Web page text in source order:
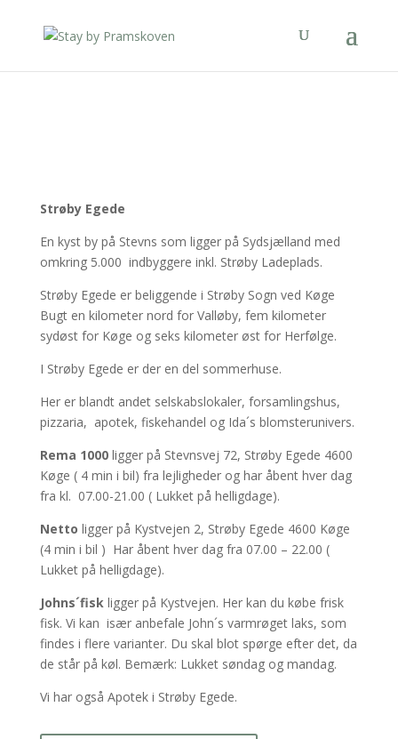
Strøby Egede
En kyst by på Stevns som ligger på Sydsjælland med
omkring 5.000 indbyggere inkl. Strøby Ladeplads.
Strøby Egede er beliggende i Strøby Sogn ved Køge
Bugt en kilometer nord for Valløby, fem kilometer
sydøst for Køge og seks kilometer øst for Herfølge.
I Strøby Egede er der en del sommerhuse.
Her er blandt andet selskabslokaler, forsamlingshus,
pizzaria, apotek, fiskehandel og Ida´s blomsterunivers.
Rema 1000ligger på Stevnsvej 72, Strøby Egede 4600
Køge ( 4 min i bil) fra lejligheder og har åbent hver dag
fra kl. 07.00-21.00 ( Lukket på helligdage).
Netto ligger på Kystvejen 2, Strøby Egede 4600 Køge
(4 min i bil ) Har åbent hver dag fra 07.00 – 22.00 (
Lukket på helligdage).
Johns´fisk ligger på Kystvejen. Her kan du købe frisk
fisk. Vi kan især anbefale John´s varmrøget laks, som
findes i flere varianter. Du skal blot spørge efter det, da
de står på køl. Bemærk: Lukket søndag og mandag.
Vi har også Apotek i Strøby Egede.